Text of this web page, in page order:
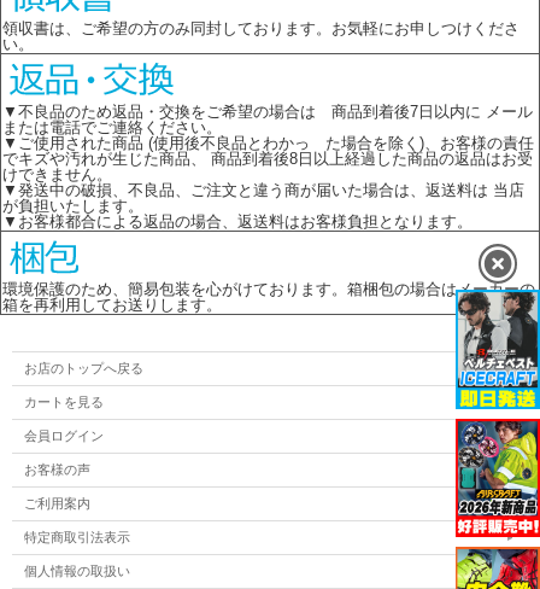
領収書は、ご希望の方のみ同封しております。お気軽にお申しつけくださ
い。
▼不良品のため返品・交換をご希望の場合は 商品到着後7日以内に メール
または電話でご連絡ください。
▼ご使用された商品 (使用後不良品とわかっ た場合を除く)、お客様の責任
でキズや汚れが生じた商品、 商品到着後8日以上経過した商品の返品はお受
けできません。
▼発送中の破損、不良品、ご注文と違う商が届いた場合は、返送料は 当店
が負担いたします。
▼お客様都合による返品の場合、返送料はお客様負担となります。
環境保護のため、簡易包装を心がけております。箱梱包の場合はメーカーの
箱を再利用してお送りします。
お店のトップへ戻る
カートを見る
会員ログイン
お客様の声
ご利用案内
特定商取引法表示
個人情報の取扱い